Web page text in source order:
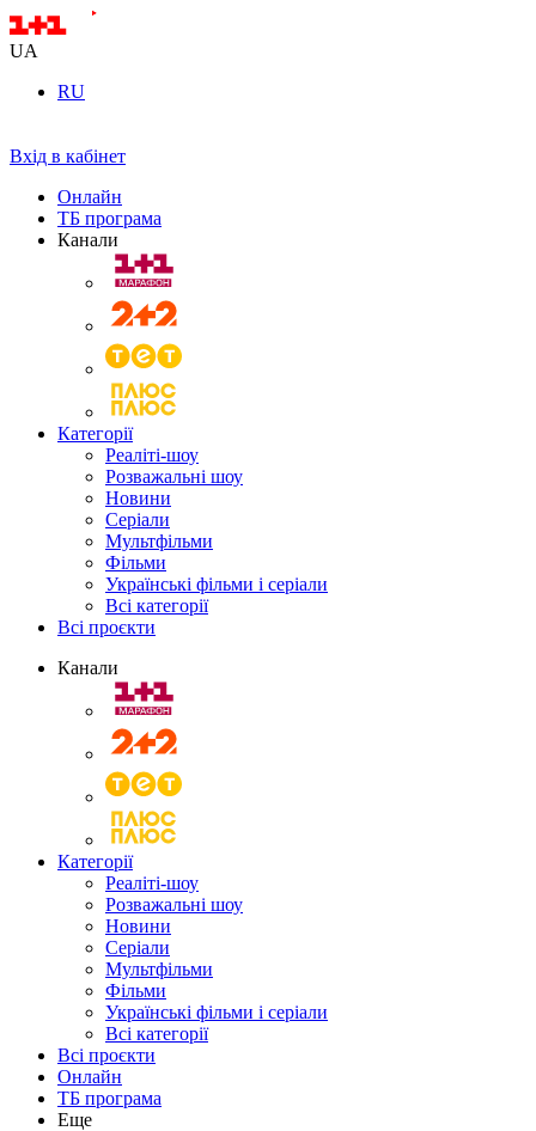
UA
RU
Вхід в кабінет
Онлайн
ТБ програма
Канали
Категорії
Реаліті-шоу
Розважальні шоу
Новини
Серіали
Мультфільми
Фільми
Українські фільми і серіали
Всі категорії
Всі проєкти
Канали
Категорії
Реаліті-шоу
Розважальні шоу
Новини
Серіали
Мультфільми
Фільми
Українські фільми і серіали
Всі категорії
Всі проєкти
Онлайн
ТБ програма
Еще